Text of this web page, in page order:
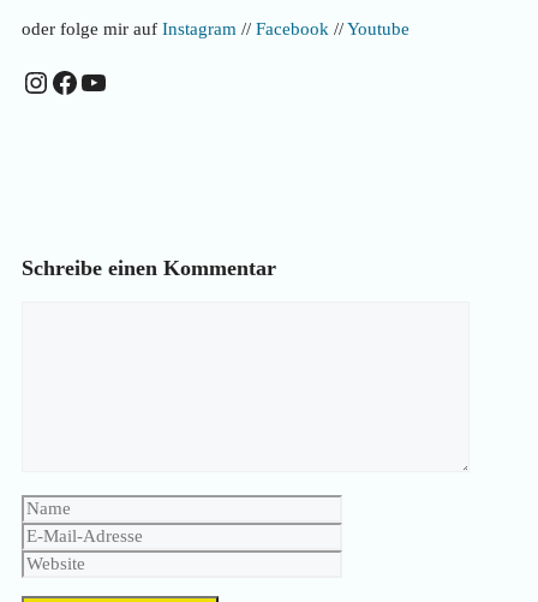
oder folge mir auf Instagram // Facebook //Youtube
Instagram
Facebook
YouTube
Schreibe einen Kommentar
Name
Mail-